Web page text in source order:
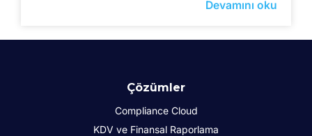
Devamını oku
Çözümler
Compliance Cloud
KDV ve Finansal Raporlama